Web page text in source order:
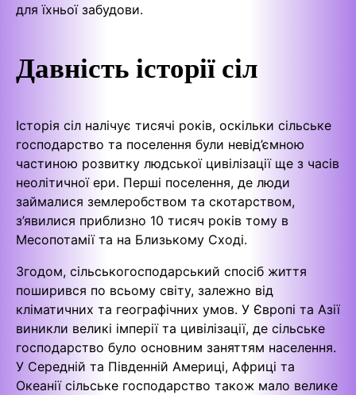
для їхньої забудови.
Давність історії сіл
Історія сіл налічує тисячі років, оскільки сільське
господарство та поселення були невід’ємною
частиною розвитку людської цивілізації ще з часів
неолітичної ери. Перші поселення, де люди
займалися землеробством та скотарством,
з’явилися приблизно 10 тисяч років тому в
Месопотамії та на Близькому Сході.
Згодом, сільськогосподарський спосіб життя
поширився по всьому світу, залежно від
кліматичних та географічних умов. У Європі та Азії
виникли великі імперії та цивілізації, де сільське
господарство було основним заняттям населення.
У Середній та Південній Америці, Африці та
Океанії сільське господарство також мало велике